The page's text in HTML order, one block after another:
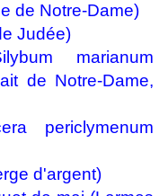
de Notre-Dame)
Judée)
marianum
de Notre-Dame,
periclymenum
d'argent)